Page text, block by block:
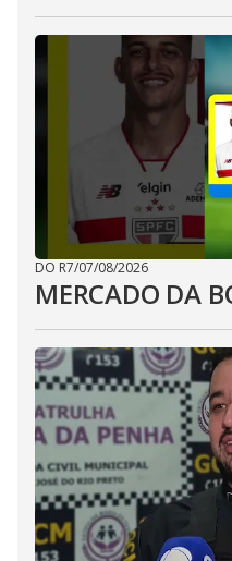
DO R7/07/08/2026
MERCADO DA